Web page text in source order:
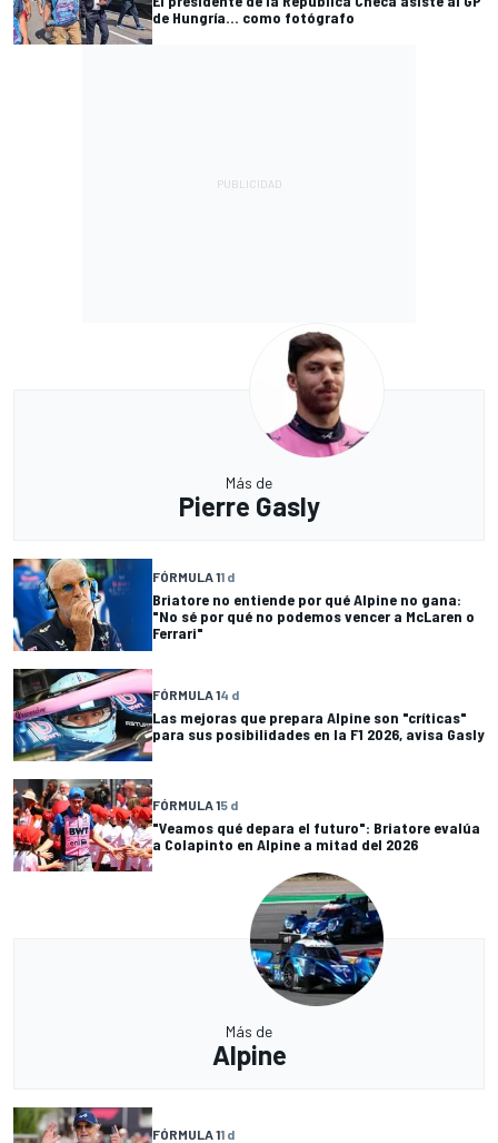
de Hungría... como fotógrafo
Más de
Pierre Gasly
FÓRMULA 11 d
Briatore no entiende por qué Alpine no gana:
"No sé por qué no podemos vencer a McLaren o
Ferrari"
FÓRMULA 14 d
Las mejoras que prepara Alpine son "críticas"
para sus posibilidades en la F1 2026, avisa Gasly
FÓRMULA 15 d
"Veamos qué depara el futuro": Briatore evalúa
a Colapinto en Alpine a mitad del 2026
Más de
Alpine
FÓRMULA 11 d